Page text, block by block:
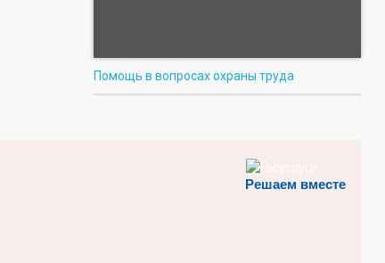
Помощь в вопросах охраны труда
Решаем вместе